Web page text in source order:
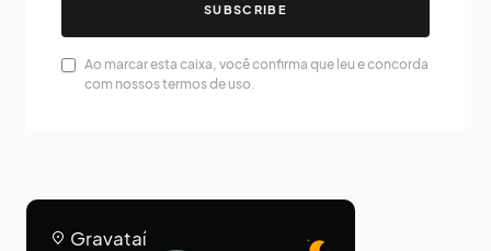
SUBSCRIBE
Ao marcar esta caixa, você confirma que leu e concorda
com nossos termos de uso.
Gravataí